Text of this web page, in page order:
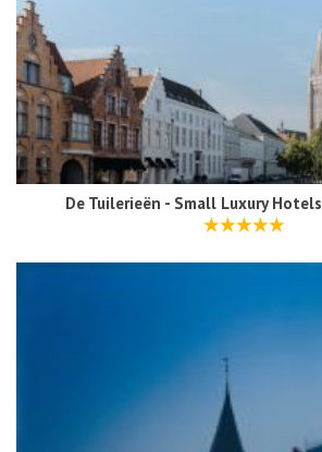
De Tuilerieën - Small Luxury